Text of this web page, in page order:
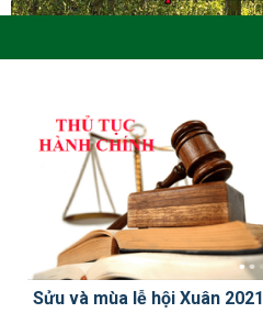
Sửu và mùa lễ hội Xuân 2021